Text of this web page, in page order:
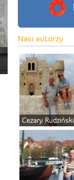
Nasi autorzy
Cezary Rudziński